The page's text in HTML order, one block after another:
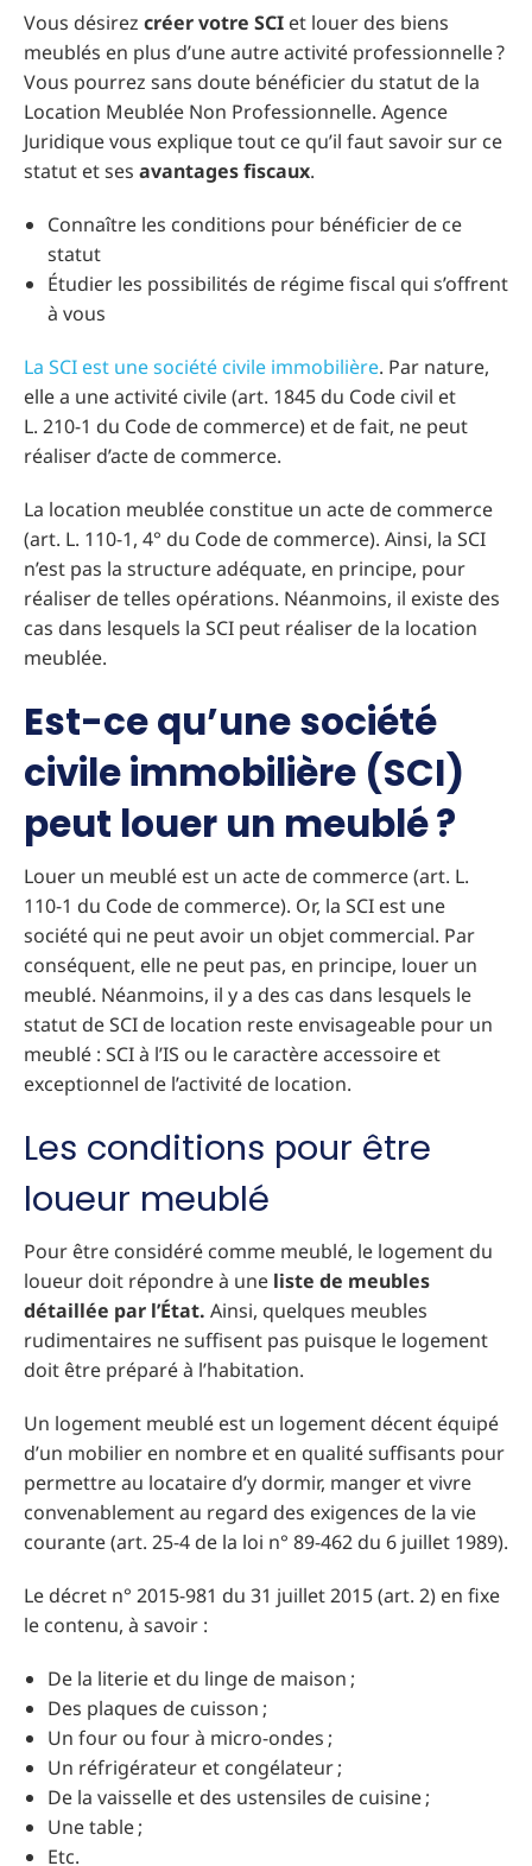
Vous désirez créer votre SCI et louer des biens
meublés en plus d’une autre activité professionnelle ?
Vous pourrez sans doute bénéficier du statut de la
Location Meublée Non Professionnelle. Agence
Juridique vous explique tout ce qu’il faut savoir sur ce
statut et ses avantages fiscaux.
Connaître les conditions pour bénéficier de ce
statut
Étudier les possibilités de régime fiscal qui s’offrent
à vous
La SCI est une société civile immobilière. Par nature,
elle a une activité civile (art. 1845 du Code civil et
L. 210-1 du Code de commerce) et de fait, ne peut
réaliser d’acte de commerce.
La location meublée constitue un acte de commerce
(art. L. 110-1, 4° du Code de commerce). Ainsi, la SCI
n’est pas la structure adéquate, en principe, pour
réaliser de telles opérations. Néanmoins, il existe des
cas dans lesquels la SCI peut réaliser de la location
meublée.
Est-ce qu’une société
civile immobilière (SCI)
peut louer un meublé ?
Louer un meublé est un acte de commerce (art. L.
110-1 du Code de commerce). Or, la SCI est une
société qui ne peut avoir un objet commercial. Par
conséquent, elle ne peut pas, en principe, louer un
meublé. Néanmoins, il y a des cas dans lesquels le
statut de SCI de location reste envisageable pour un
meublé : SCI à l’IS ou le caractère accessoire et
exceptionnel de l’activité de location.
Les conditions pour être
loueur meublé
Pour être considéré comme meublé, le logement du
loueur doit répondre à une liste de meubles
détaillée par l’État. Ainsi, quelques meubles
rudimentaires ne suffisent pas puisque le logement
doit être préparé à l’habitation.
Un logement meublé est un logement décent équipé
d’un mobilier en nombre et en qualité suffisants pour
permettre au locataire d’y dormir, manger et vivre
convenablement au regard des exigences de la vie
courante (art. 25-4 de la loi n° 89-462 du 6 juillet 1989).
Le décret n° 2015-981 du 31 juillet 2015 (art. 2) en fixe
le contenu, à savoir :
De la literie et du linge de maison ;
Des plaques de cuisson ;
Un four ou four à micro-ondes ;
Un réfrigérateur et congélateur ;
De la vaisselle et des ustensiles de cuisine ;
Une table ;
Etc.